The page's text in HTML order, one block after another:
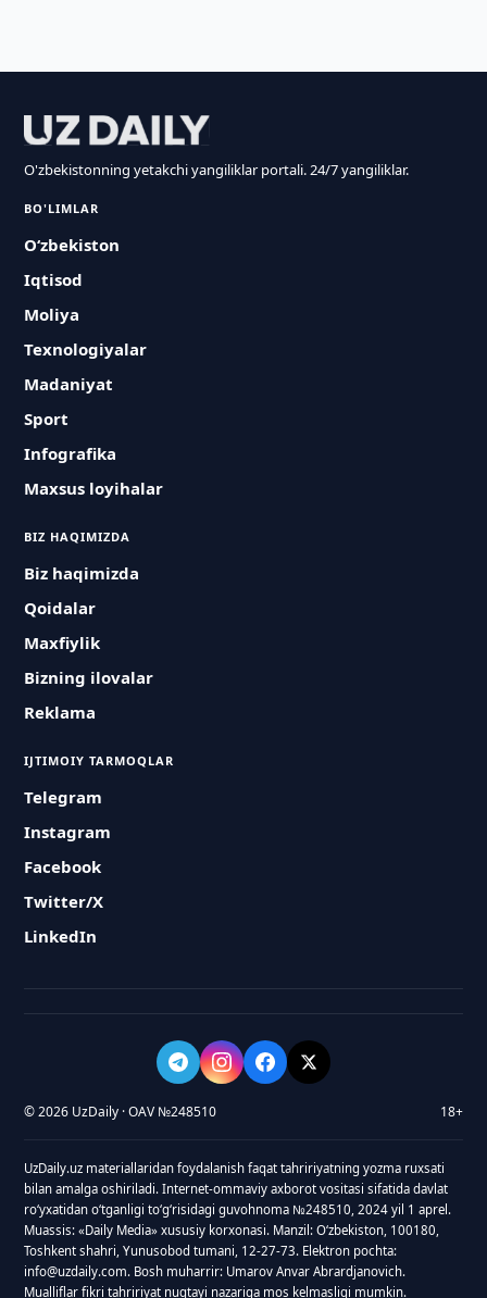
O'zbekistonning yetakchi yangiliklar portali. 24/7 yangiliklar.
BO'LIMLAR
O‘zbekiston
Iqtisod
Moliya
Texnologiyalar
Madaniyat
Sport
Infografika
Maxsus loyihalar
BIZ HAQIMIZDA
Biz haqimizda
Qoidalar
Maxfiylik
Bizning ilovalar
Reklama
IJTIMOIY TARMOQLAR
Telegram
Instagram
Facebook
Twitter/X
LinkedIn
© 2026 UzDaily · OAV №248510 18+
UzDaily.uz materiallaridan foydalanish faqat tahririyatning yozma ruxsati
bilan amalga oshiriladi. Internet-ommaviy axborot vositasi sifatida davlat
roʻyxatidan oʻtganligi toʻgʻrisidagi guvohnoma №248510, 2024 yil 1 aprel.
Muassis: «Daily Media» xususiy korxonasi. Manzil: Oʻzbekiston, 100180,
Toshkent shahri, Yunusobod tumani, 12-27-73. Elektron pochta:
info@uzdaily.com. Bosh muharrir: Umarov Anvar Abrardjanovich.
Mualliflar fikri tahririyat nuqtayi nazariga mos kelmasligi mumkin.